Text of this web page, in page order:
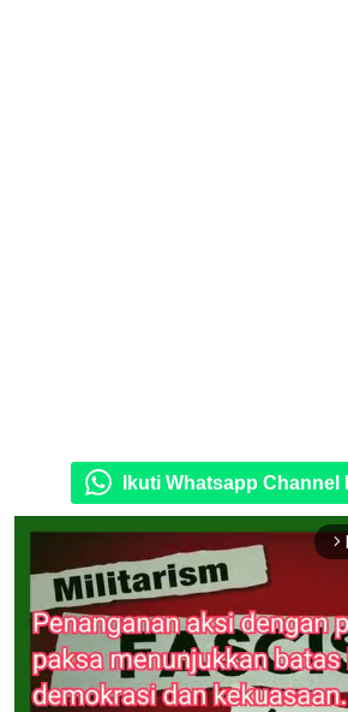
Ikuti Whatsapp Channel
arrow_forward_ios